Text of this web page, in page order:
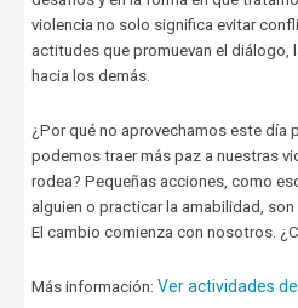
violencia no solo significa evitar
actitudes que promuevan el diálogo,
hacia los demás.
¿Por qué no aprovechamos este día
podemos traer más paz a nuestras
rodea? Pequeñas acciones, como
alguien o practicar la amabilidad,
El cambio comienza con nosotros.
Más información: Ver actividades de